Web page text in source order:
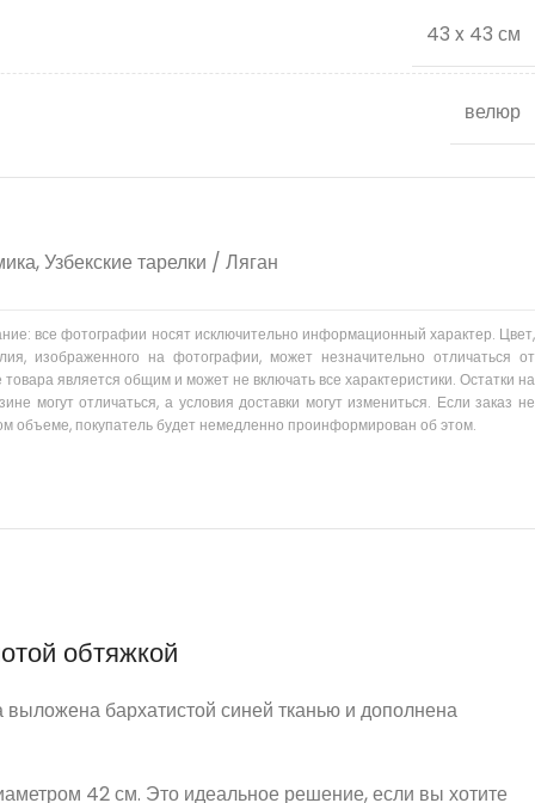
43 x 43 см
велюр
,Узбекские тарелки / Ляган
все фотографии носят исключительно информационный характер. Цвет,
изображенного на фотографии, может незначительно отличаться от
является общим и может не включать все характеристики. Остатки на
могут отличаться, а условия доставки могут измениться. Если заказ не
объеме, покупатель будет немедленно проинформирован об этом.
обтяжкой
бархатистой синей тканью и дополнена
42 см. Это идеальное решение, если вы хотите